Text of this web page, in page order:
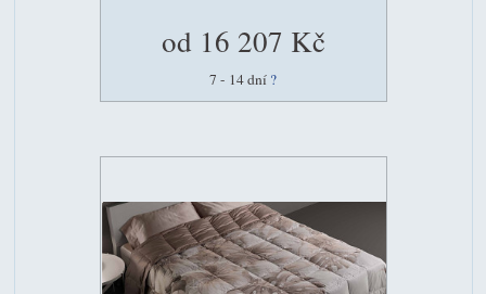
od 16 207 Kč
7 - 14 dní ?